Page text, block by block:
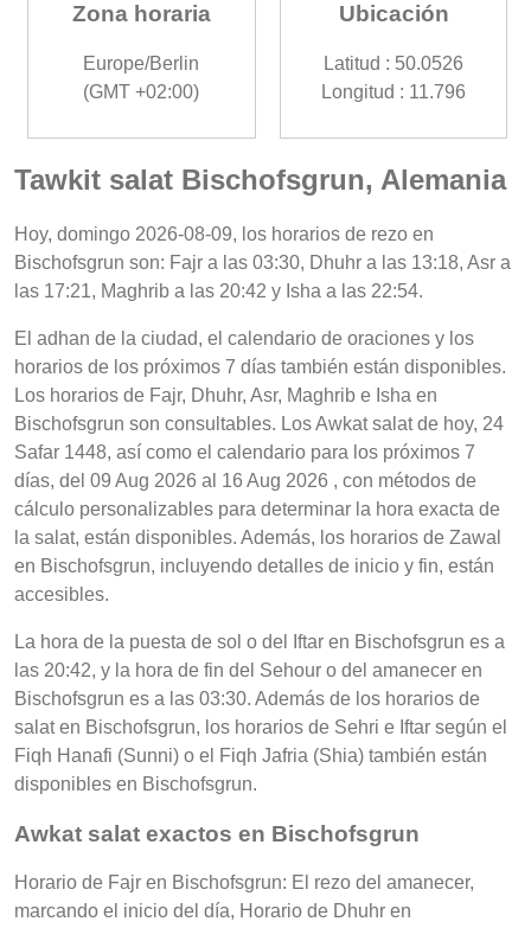
Zona horaria
Europe/Berlin
(GMT +02:00)
Ubicación
Latitud : 50.0526
Longitud : 11.796
Tawkit salat Bischofsgrun, Alemania
Hoy, domingo 2026-08-09, los horarios de rezo en
Bischofsgrun son: Fajr a las 03:30, Dhuhr a las 13:18, Asr a
las 17:21, Maghrib a las 20:42 y Isha a las 22:54.
El adhan de la ciudad, el calendario de oraciones y los
horarios de los próximos 7 días también están disponibles.
Los horarios de Fajr, Dhuhr, Asr, Maghrib e Isha en
Bischofsgrun son consultables. Los Awkat salat de hoy, 24
Safar 1448, así como el calendario para los próximos 7
días, del 09 Aug 2026 al 16 Aug 2026 , con métodos de
cálculo personalizables para determinar la hora exacta de
la salat, están disponibles. Además, los horarios de Zawal
en Bischofsgrun, incluyendo detalles de inicio y fin, están
accesibles.
La hora de la puesta de sol o del Iftar en Bischofsgrun es a
las 20:42, y la hora de fin del Sehour o del amanecer en
Bischofsgrun es a las 03:30. Además de los horarios de
salat en Bischofsgrun, los horarios de Sehri e Iftar según el
Fiqh Hanafi (Sunni) o el Fiqh Jafria (Shia) también están
disponibles en Bischofsgrun.
Awkat salat exactos en Bischofsgrun
Horario de Fajr en Bischofsgrun: El rezo del amanecer,
marcando el inicio del día, Horario de Dhuhr en